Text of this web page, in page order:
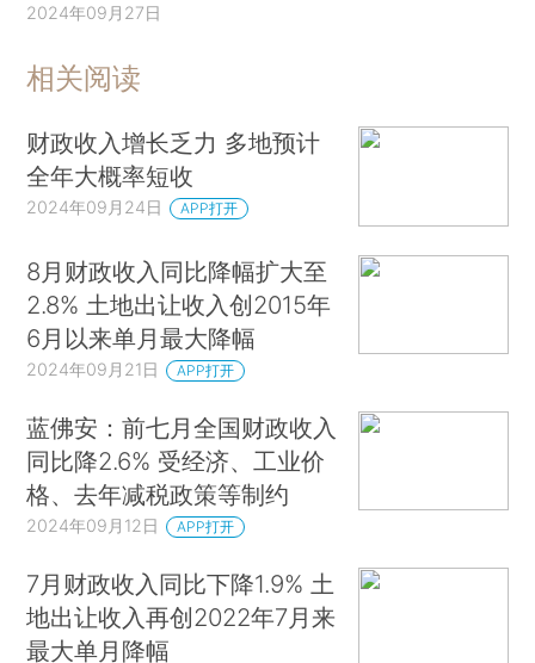
2024年09月27日
相关阅读
财政收入增长乏力 多地预计
全年大概率短收
2024年09月24日 APP打开
8月财政收入同比降幅扩大至
2.8% 土地出让收入创2015年
6月以来单月最大降幅
2024年09月21日 APP打开
蓝佛安：前七月全国财政收入
同比降2.6% 受经济、工业价
格、去年减税政策等制约
2024年09月12日 APP打开
7月财政收入同比下降1.9% 土
地出让收入再创2022年7月来
最大单月降幅